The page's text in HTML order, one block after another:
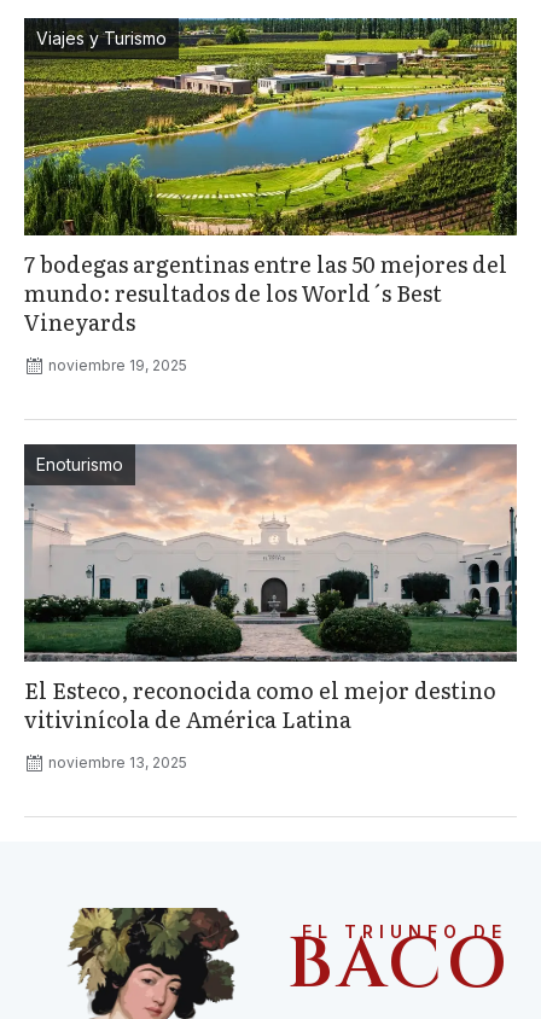
Viajes y Turismo
7 bodegas argentinas entre las 50 mejores del
mundo: resultados de los World´s Best
Vineyards
noviembre 19, 2025
Enoturismo
El Esteco, reconocida como el mejor destino
vitivinícola de América Latina
noviembre 13, 2025
EL TRIUNFO DE
BACO